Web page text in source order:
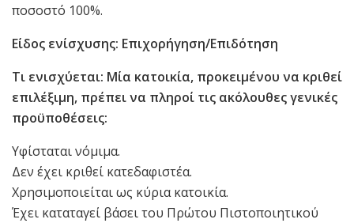
ποσοστό 100%.
Είδος ενίσχυσης: Επιχορήγηση/Επιδότηση
Τι ενισχύεται: Μία κατοικία, προκειμένου να κριθεί
επιλέξιμη, πρέπει να πληροί τις ακόλουθες γενικές
προϋποθέσεις:
Υφίσταται νόμιμα.
Δεν έχει κριθεί κατεδαφιστέα.
Χρησιμοποιείται ως κύρια κατοικία.
Έχει καταταγεί βάσει του Πρώτου Πιστοποιητικού